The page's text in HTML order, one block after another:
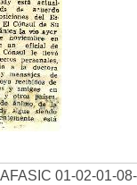
01-02-01-